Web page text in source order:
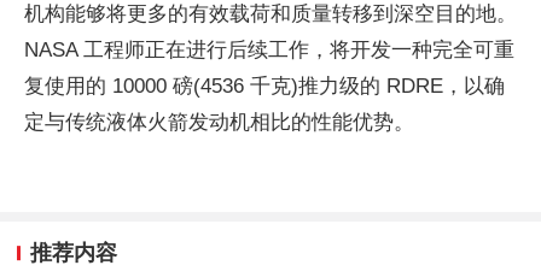
机构能够将更多的有效载荷和质量转移到深空目的地。
NASA 工程师正在进行后续工作，将开发一种完全可重
复使用的 10000 磅(4536 千克)推力级的 RDRE，以确
定与传统液体火箭发动机相比的性能优势。
推荐内容